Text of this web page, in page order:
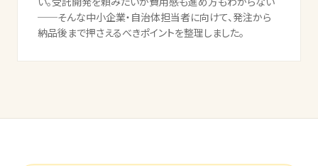
──そんな中小企業・自治体担当者に向けて、発注から
納品後まで押さえるべきポイントを整理しました。